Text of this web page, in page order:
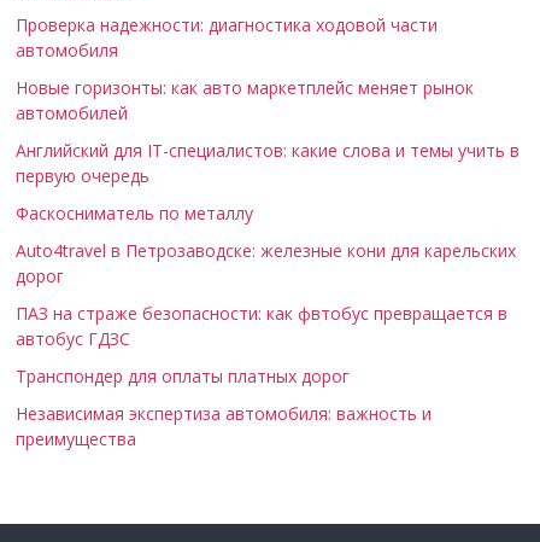
Проверка надежности: диагностика ходовой части
автомобиля
Новые горизонты: как авто маркетплейс меняет рынок
автомобилей
Английский для IT-специалистов: какие слова и темы учить в
первую очередь
Фаскосниматель по металлу
Auto4travel в Петрозаводске: железные кони для карельских
дорог
ПАЗ на страже безопасности: как фвтобус превращается в
автобус ГДЗС
Транспондер для оплаты платных дорог
Независимая экспертиза автомобиля: важность и
преимущества